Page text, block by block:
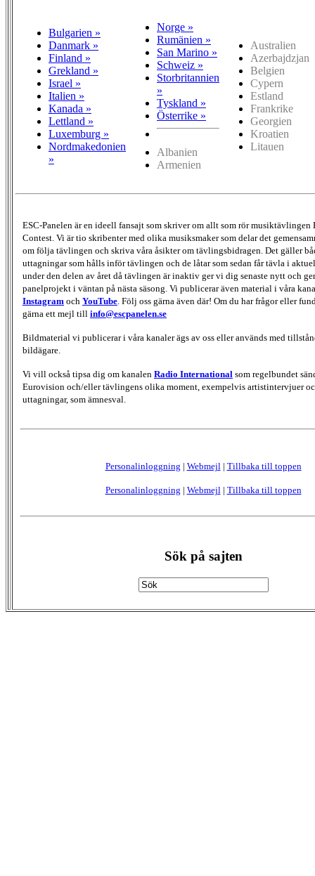
Bulgarien »
Danmark »
Finland »
Grekland »
Israel »
Italien »
Kanada »
Lettland »
Luxemburg »
Nordmakedonien
»
Norge »
Rumänien »
San Marino »
Schweiz »
Storbritannien
»
Tyskland »
Österrike »
Albanien
Armenien
Australien
Azerbajdzjan
Belgien
Cypern
Estland
Frankrike
Georgien
Kroatien
Litauen
ESC-Panelen är en ideell fansajt som skriver om allt som rör musiktävlingen
Contest. Vi är tio skribenter med olika musiksmaker som delar det
om följa tävlingen och skriva våra åsikter om tävlingsbidragen. Det gäller
uttagningar som hålls inför tävlingen och de låtar som sedan får tävla i
under den delen av året då tävlingen är inaktiv ger vi dig senaste nytt och
panelprojekt i väntan på nästa säsong. Vi publicerar även material i våra
Instagram och YouTube. Följ oss gärna även där! Om du har frågor eller
gärna ett mejl till info@escpanelen.se
Bildmaterial vi publicerar i våra kanaler ägs av oss eller används med
bildägare.
Vi vill också tipsa dig om kanalen Radio International som regelbundet
Eurovision och/eller tävlingens olika moment, exempelvis artistintervjuer
uttagningar, som ämnesval.
Personalinloggning | Webmejl| Tillbaka till toppen
Personalinloggning | Webmejl| Tillbaka till toppen
Sök på sajten